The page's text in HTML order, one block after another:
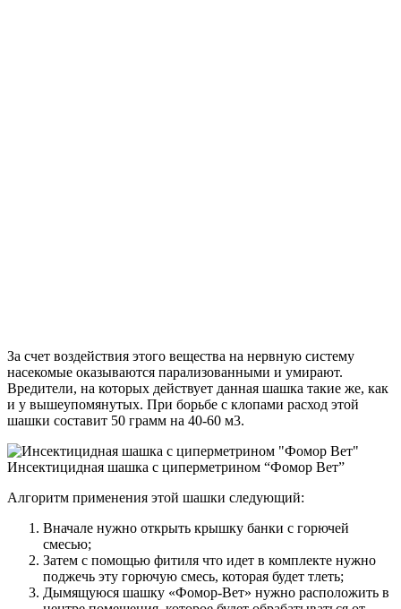
За счет воздействия этого вещества на нервную систему
насекомые оказываются парализованными и умирают.
Вредители, на которых действует данная шашка такие же, как
и у вышеупомянутых. При борьбе с клопами расход этой
шашки составит 50 грамм на 40-60 м3.
Инсектицидная шашка с циперметрином “Фомор Вет”
Алгоритм применения этой шашки следующий:
Вначале нужно открыть крышку банки с горючей
смесью;
Затем с помощью фитиля что идет в комплекте нужно
поджечь эту горючую смесь, которая будет тлеть;
Дымящуюся шашку «Фомор-Вет» нужно расположить в